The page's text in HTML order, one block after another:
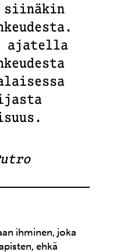
siinäkin
ajatella
ihminen, joka
ehkä